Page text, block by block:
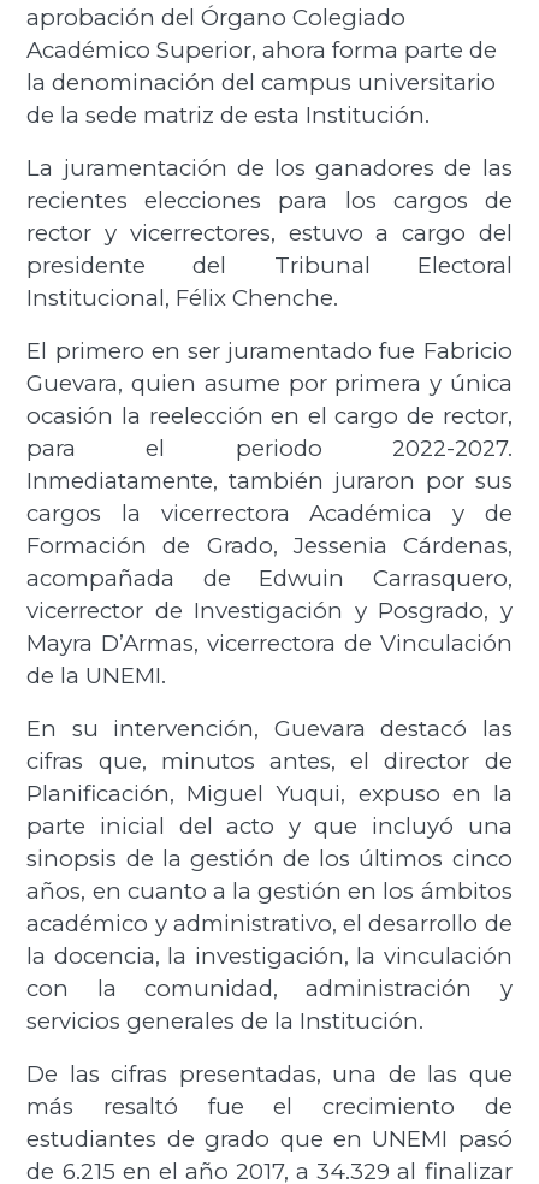
aprobación del Órgano Colegiado
Académico Superior, ahora forma parte de
la denominación del campus universitario
de la sede matriz de esta Institución.
La juramentación de los ganadores de las
recientes elecciones para los cargos de
rector y vicerrectores, estuvo a cargo del
presidente del Tribunal Electoral
Institucional, Félix Chenche.
El primero en ser juramentado fue Fabricio
Guevara, quien asume por primera y única
ocasión la reelección en el cargo de rector,
para el periodo 2022-2027.
Inmediatamente, también juraron por sus
cargos la vicerrectora Académica y de
Formación de Grado, Jessenia Cárdenas,
acompañada de Edwuin Carrasquero,
vicerrector de Investigación y Posgrado, y
Mayra D’Armas, vicerrectora de Vinculación
de la UNEMI.
En su intervención, Guevara destacó las
cifras que, minutos antes, el director de
Planificación, Miguel Yuqui, expuso en la
parte inicial del acto y que incluyó una
sinopsis de la gestión de los últimos cinco
años, en cuanto a la gestión en los ámbitos
académico y administrativo, el desarrollo de
la docencia, la investigación, la vinculación
con la comunidad, administración y
servicios generales de la Institución.
De las cifras presentadas, una de las que
más resaltó fue el crecimiento de
estudiantes de grado que en UNEMI pasó
de 6.215 en el año 2017, a 34.329 al finalizar